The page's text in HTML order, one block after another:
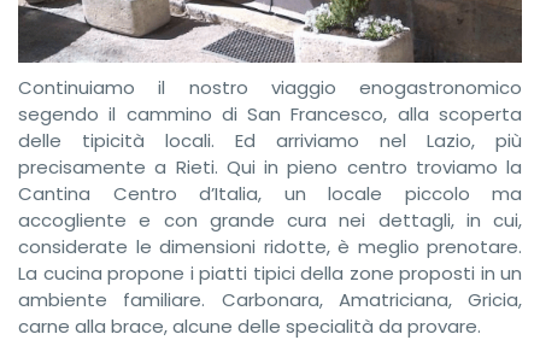
Continuiamo il nostro viaggio enogastronomico
segendo il cammino di San Francesco, alla scoperta
delle tipicità locali. Ed arriviamo nel Lazio, più
precisamente a Rieti. Qui in pieno centro troviamo la
Cantina Centro d’Italia, un locale piccolo ma
accogliente e con grande cura nei dettagli, in cui,
considerate le dimensioni ridotte, è meglio prenotare.
La cucina propone i piatti tipici della zone proposti in un
ambiente familiare. Carbonara, Amatriciana, Gricia,
carne alla brace, alcune delle specialità da provare.